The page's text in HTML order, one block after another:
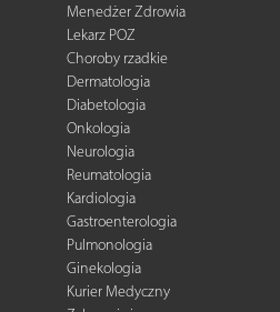
Menedżer Zdrowia
Lekarz POZ
Choroby rzadkie
Dermatologia
Diabetologia
Onkologia
Neurologia
Reumatologia
Kardiologia
Gastroenterologia
Pulmonologia
Ginekologia
Kurier Medyczny